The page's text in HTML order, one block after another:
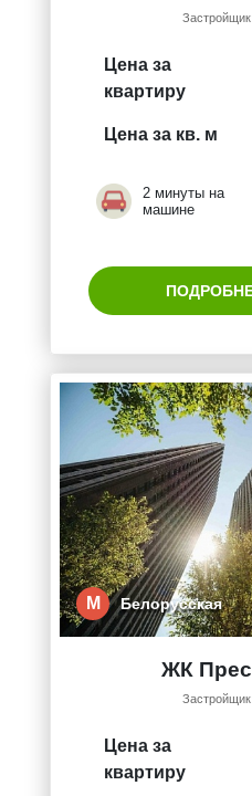
Застройщик:
Цена за
квартиру
Цена за кв. м
2 минуты на
машине
М Белорусская
ЖК
Застройщик:
Цена за
квартиру